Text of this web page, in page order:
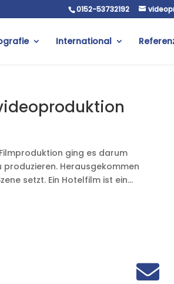
0152-53732192
International
ging es darum
produzieren. Herausgekommen
setzt. Ein Hotelfilm ist ein...
